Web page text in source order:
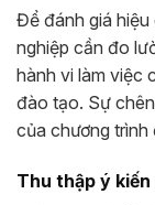
Để đánh giá
nghiệp cần đo
hành vi làm việc
đào tạo. Sự
của chương trình
Thu thập ý